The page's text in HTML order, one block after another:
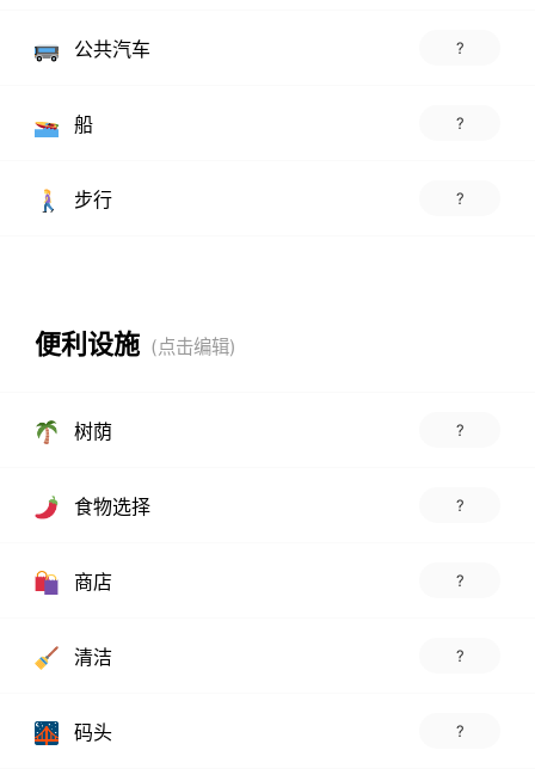
公共汽车 ?
船 ?
步行 ?
便利设施
树荫 ?
食物选择 ?
商店 ?
清洁 ?
码头 ?